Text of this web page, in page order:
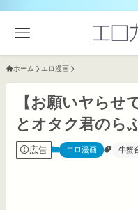
ホーム エロ漫画
【お願いヤらせ
とオタク君のら
広告 エロ漫画 牛蟹